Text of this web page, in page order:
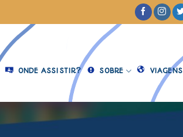
ONDE ASSISTIR? SOBRE VIAGENS